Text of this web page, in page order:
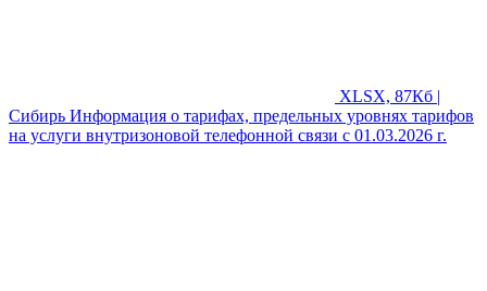
XLSX, 87Кб |
Сибирь Информация о тарифах, предельных уровнях тарифов
на услуги внутризоновой телефонной связи с 01.03.2026 г.